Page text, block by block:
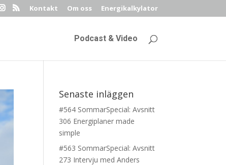
Kontakt Om oss Energikalkylator
Podcast & Video
Senaste inläggen
#564 SommarSpecial: Avsnitt
306 Energiplaner made
simple
#563 SommarSpecial: Avsnitt
273 Intervju med Anders